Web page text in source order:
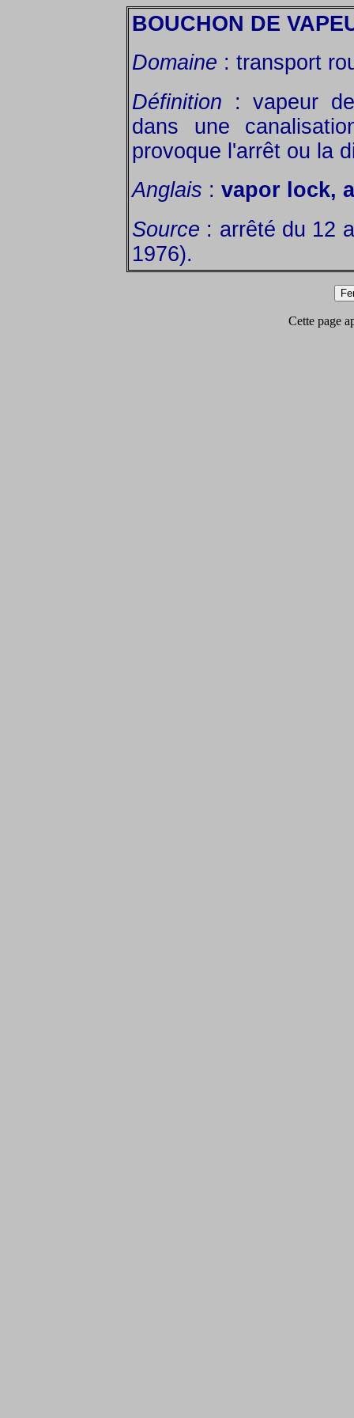
BOUCHON DE
Domaine : transport
Définition : vapeur
dans une
provoque l'arrêt ou la
Anglais : vapor lock,
Source : arrêté du 12
1976).
Cette page